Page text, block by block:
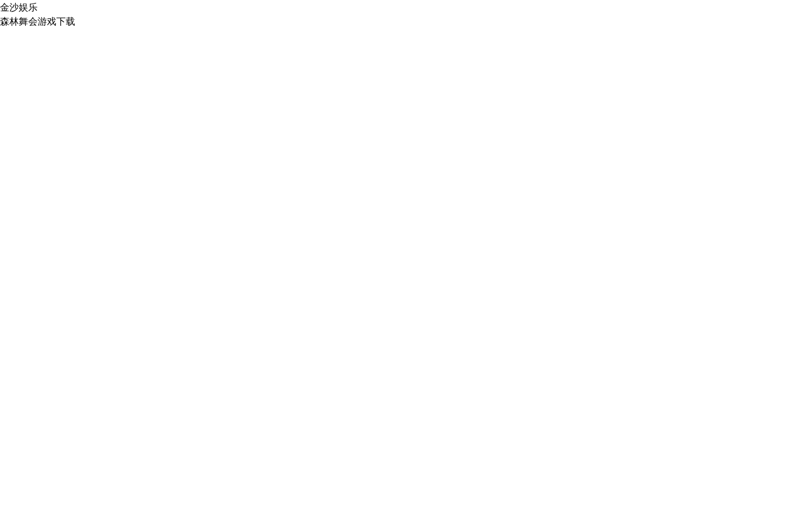
金沙娱乐
森林舞会游戏下载